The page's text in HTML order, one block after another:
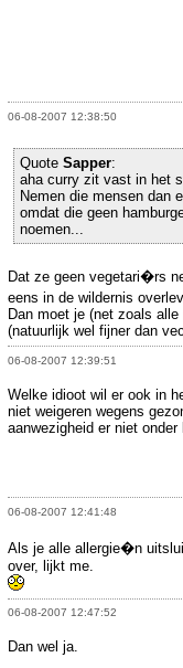
06-08-2007 12:38:50
Quote Sapper:
aha curry zit vast in het
Nemen die mensen dan
omdat die geen
noemen...
Dat ze geen vegetari�rs
eens in de wildernis
Dan moet je (net zoals alle
(natuurlijk wel fijner dan
06-08-2007 12:39:51
Welke idioot wil er ook in
niet weigeren wegens
aanwezigheid er niet onder
06-08-2007 12:41:48
Als je alle allergie�n
over, lijkt me.
06-08-2007 12:47:52
Dan wel ja.